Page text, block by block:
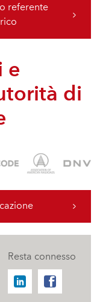
referente
e
di
Resta connesso